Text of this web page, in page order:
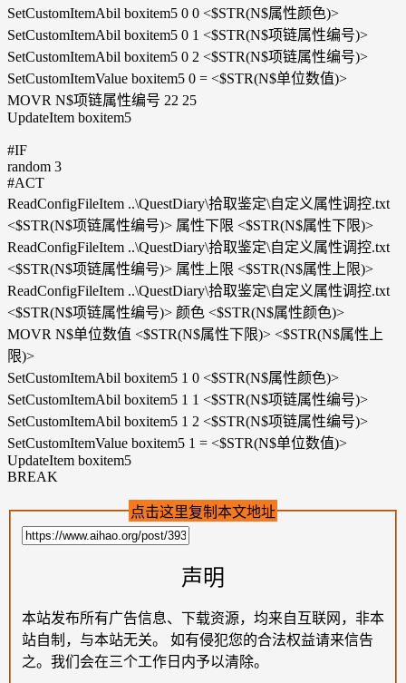
SetCustomItemAbil boxitem5 0 0 <$STR(N$属性颜色)>
SetCustomItemAbil boxitem5 0 1 <$STR(N$项链属性编号)>
SetCustomItemAbil boxitem5 0 2 <$STR(N$项链属性编号)>
SetCustomItemValue boxitem5 0 = <$STR(N$单位数值)>
MOVR N$项链属性编号 22 25
UpdateItem boxitem5
#IF
random 3
#ACT
ReadConfigFileItem ..\QuestDiary\拾取鉴定\自定义属性调控.txt
<$STR(N$项链属性编号)> 属性下限 <$STR(N$属性下限)>
ReadConfigFileItem ..\QuestDiary\拾取鉴定\自定义属性调控.txt
<$STR(N$项链属性编号)> 属性上限 <$STR(N$属性上限)>
ReadConfigFileItem ..\QuestDiary\拾取鉴定\自定义属性调控.txt
<$STR(N$项链属性编号)> 颜色 <$STR(N$属性颜色)>
MOVR N$单位数值 <$STR(N$属性下限)> <$STR(N$属性上
限)>
SetCustomItemAbil boxitem5 1 0 <$STR(N$属性颜色)>
SetCustomItemAbil boxitem5 1 1 <$STR(N$项链属性编号)>
SetCustomItemAbil boxitem5 1 2 <$STR(N$项链属性编号)>
SetCustomItemValue boxitem5 1 = <$STR(N$单位数值)>
UpdateItem boxitem5
BREAK
点击这里复制本文地址
声明
本站发布所有广告信息、下载资源，均来自互联网，非本
站自制，与本站无关。 如有侵犯您的合法权益请来信告
之。我们会在三个工作日内予以清除。